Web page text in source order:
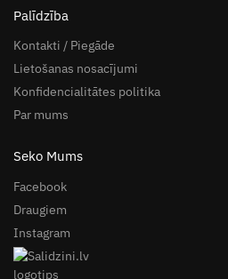
Palīdzība
Kontakti / Piegāde
Lietošanas nosacījumi
Konfidencialitātes politika
Par mums
Seko Mums
Facebook
Draugiem
Instagram